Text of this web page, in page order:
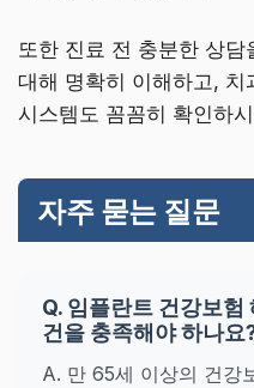
또한 진료 전 충분한 상
대해 명확히 이해하고,
시스템도 꼼꼼히 확인하
자주 묻는 질문
Q. 임플란트 건강보
건을 충족해야 하나요
A. 만 65세 이상의 건강